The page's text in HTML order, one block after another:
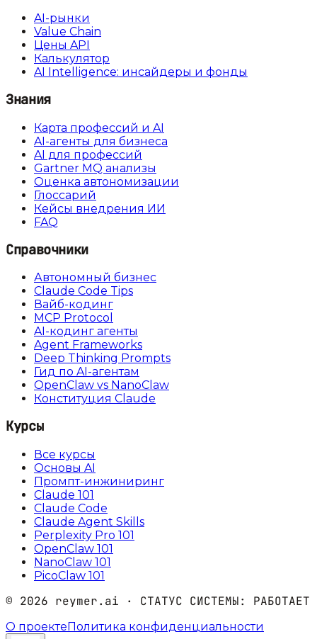
AI-рынки
Value Chain
Цены API
Калькулятор
AI Intelligence: инсайдеры и фонды
Знания
Карта профессий и AI
AI-агенты для бизнеса
AI для профессий
Gartner MQ анализы
Оценка автономизации
Глоссарий
Кейсы внедрения ИИ
FAQ
Справочники
Автономный бизнес
Claude Code Tips
Вайб-кодинг
MCP Protocol
AI-кодинг агенты
Agent Frameworks
Deep Thinking Prompts
Гид по AI-агентам
OpenClaw vs NanoClaw
Конституция Claude
Курсы
Все курсы
Основы AI
Промпт-инжиниринг
Claude 101
Claude Code
Claude Agent Skills
Perplexity Pro 101
OpenClaw 101
NanoClaw 101
PicoClaw 101
© 2026 reymer.ai · СТАТУС СИСТЕМЫ: РАБОТАЕТ
О проектеПолитика конфиденциальности